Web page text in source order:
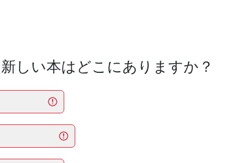
しい本はどこにありますか？